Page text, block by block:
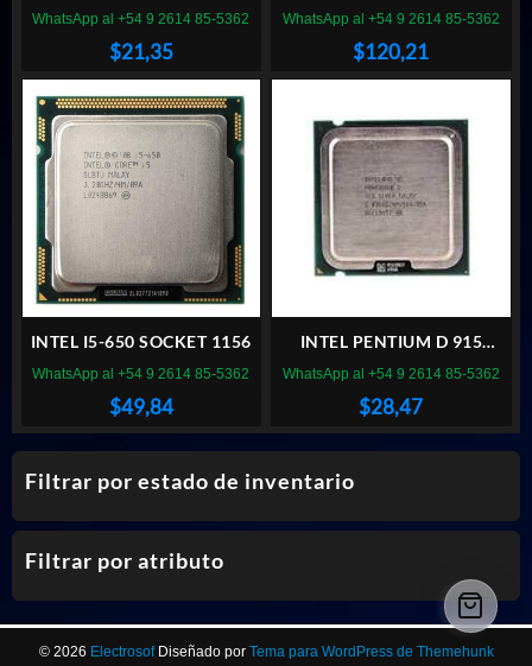
Filtrar por estado de inventario
Filtrar por atributo
ENL832 PCI
$21,35
WhatsApp al +54 9 2614 85-5362
480GB A400 SATA
$120,21
WhatsApp al +54 9 2614 85-5362
INTEL I5-650 SOCKET 1156
$49,84
WhatsApp al +54 9 2614 85-5362
INTEL PENTIUM D 915
SOCKET 775
$28,47
WhatsApp al +54 9 2614 85-5362
© 2026 Electrosof Diseñado por Tema para WordPress de Themehunk